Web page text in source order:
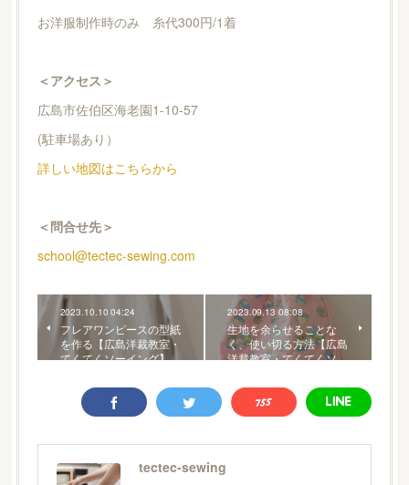
お洋服制作時のみ 糸代300円/1着
＜アクセス＞
広島市佐伯区海老園1-10-57
(駐車場あり）
詳しい地図はこちらから
＜問合せ先＞
school@tectec-sewing.com
2023.10.10 04:24
フレアワンピースの型紙
を作る【広島洋裁教室・
てくてくソーイング】
2023.09.13 08:08
生地を余らせることな
く、使い切る方法【広島
洋裁教室・てくてくソ…
tectec-sewing